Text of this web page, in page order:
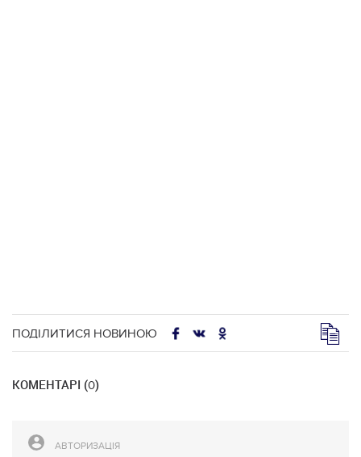
ПОДІЛИТИСЯ НОВИНОЮ
КОМЕНТАРІ (0)
АВТОРИЗАЦІЯ